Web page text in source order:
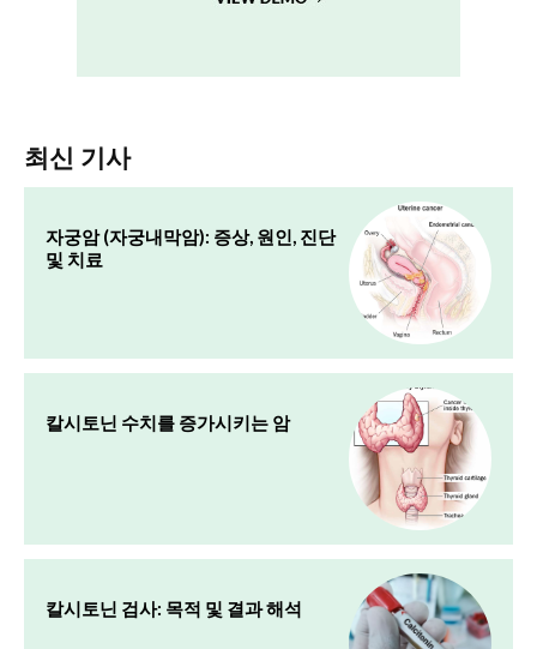
최신 기사
자궁암 (자궁내막암): 증상, 원인, 진단
및 치료
칼시토닌 수치를 증가시키는 암
칼시토닌 검사: 목적 및 결과 해석